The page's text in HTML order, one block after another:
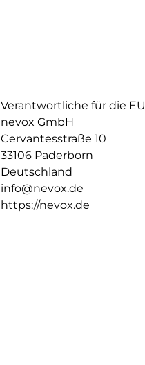
Verantwortliche für die EU
nevox GmbH
Cervantesstraße 10
33106 Paderborn
Deutschland
info@nevox.de
https://nevox.de